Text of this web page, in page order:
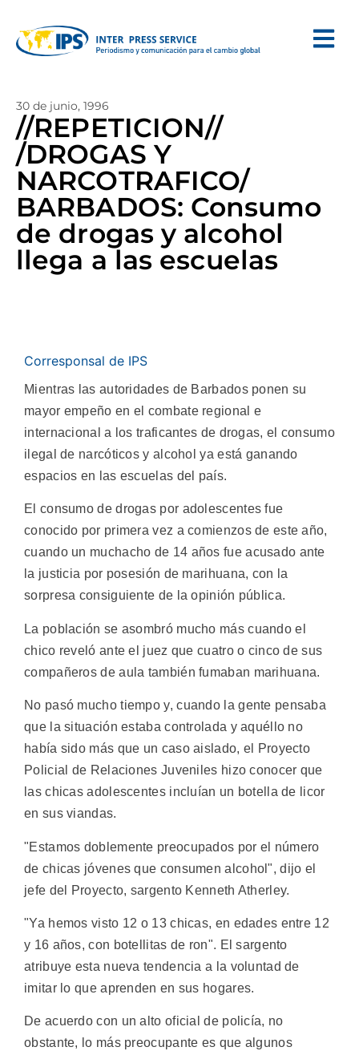
30 de junio, 1996
//REPETICION//
/DROGAS Y
NARCOTRAFICO/
BARBADOS: Consumo
de drogas y alcohol
llega a las escuelas
Corresponsal de IPS
Mientras las autoridades de Barbados ponen su
mayor empeño en el combate regional e
internacional a los traficantes de drogas, el consumo
ilegal de narcóticos y alcohol ya está ganando
espacios en las escuelas del país.
El consumo de drogas por adolescentes fue
conocido por primera vez a comienzos de este año,
cuando un muchacho de 14 años fue acusado ante
la justicia por posesión de marihuana, con la
sorpresa consiguiente de la opinión pública.
La población se asombró mucho más cuando el
chico reveló ante el juez que cuatro o cinco de sus
compañeros de aula también fumaban marihuana.
No pasó mucho tiempo y, cuando la gente pensaba
que la situación estaba controlada y aquéllo no
había sido más que un caso aislado, el Proyecto
Policial de Relaciones Juveniles hizo conocer que
las chicas adolescentes incluían un botella de licor
en sus viandas.
"Estamos doblemente preocupados por el número
de chicas jóvenes que consumen alcohol", dijo el
jefe del Proyecto, sargento Kenneth Atherley.
"Ya hemos visto 12 o 13 chicas, en edades entre 12
y 16 años, con botellitas de ron". El sargento
atribuye esta nueva tendencia a la voluntad de
imitar lo que aprenden en sus hogares.
De acuerdo con un alto oficial de policía, no
obstante, lo más preocupante es que algunos